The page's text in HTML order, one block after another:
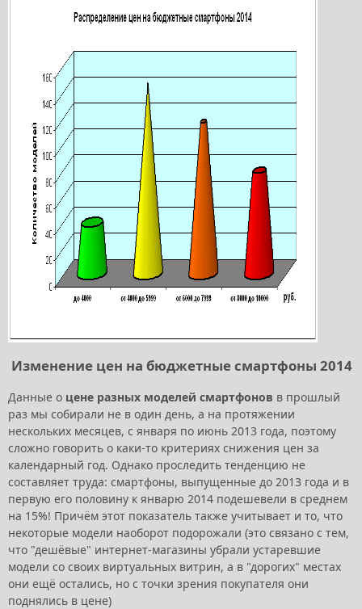
Изменение цен на бюджетные смартфоны 2014
Данные о цене разных моделей смартфонов в прошлый
раз мы собирали не в один день, а на протяжении
нескольких месяцев, с января по июнь 2013 года, поэтому
сложно говорить о каки-то критериях снижения цен за
календарный год. Однако проследить тенденцию не
составляет труда: смартфоны, выпущенные до 2013 года и в
первую его половину к январю 2014 подешевели в среднем
на 15%! Причём этот показатель также учитывает и то, что
некоторые модели наоборот подорожали (это связано с тем,
что "дешёвые" интернет-магазины убрали устаревшие
модели со своих виртуальных витрин, а в "дорогих" местах
они ещё остались, но с точки зрения покупателя они
поднялись в цене)